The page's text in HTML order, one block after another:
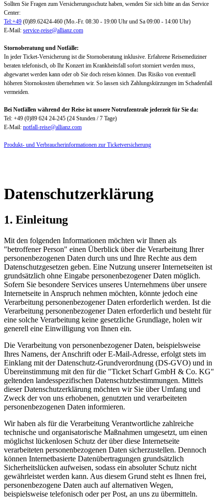
Sollten Sie Fragen zum Versicherungsschutz haben, wenden Sie sich bitte an das Service
Center:
Tel:+49 (0)89.62424-460 (Mo.-Fr. 08:30 - 19:00 Uhr und Sa 09:00 - 14:00 Uhr)
E-Mail: service-reise@allianz.com
Stornoberatung und Notfälle:
In jeder Ticket-Versicherung ist die Stornoberatung inklusive. Erfahrene Reisemediziner
beraten telefonisch, ob Ihr Konzert im Krankheitsfall sofort storniert werden muss,
abgewartet werden kann oder ob Sie doch reisen können. Das Risiko von eventuell
höheren Stornokosten übernehmen wir. So lassen sich Zahlungskürzungen im Schadenfall
vermeiden.
Bei Notfällen während der Reise ist unsere Notrufzentrale jederzeit für Sie da:
Tel: +49 (0)89 624 24-245 (24 Stunden / 7 Tage)
E-Mail: notfall-reise@allianz.com
Produkt- und Verbraucherinformationen zur Ticketversicherung
Datenschutzerklärung
1. Einleitung
Mit den folgenden Informationen möchten wir Ihnen als
"betroffener Person" einen Überblick über die Verarbeitung Ihrer
personenbezogenen Daten durch uns und Ihre Rechte aus dem
Datenschutzgesetzen geben. Eine Nutzung unserer Internetseiten ist
grundsätzlich ohne Eingabe personenbezogener Daten möglich.
Sofern Sie besondere Services unseres Unternehmens über unsere
Internetseite in Anspruch nehmen möchten, könnte jedoch eine
Verarbeitung personenbezogener Daten erforderlich werden. Ist die
Verarbeitung personenbezogener Daten erforderlich und besteht für
eine solche Verarbeitung keine gesetzliche Grundlage, holen wir
generell eine Einwilligung von Ihnen ein.
Die Verarbeitung von personenbezogener Daten, beispielsweise
Ihres Namens, der Anschrift oder E-Mail-Adresse, erfolgt stets im
Einklang mit der Datenschutz-Grundverordnung (DS-GVO) und in
Übereinstimmung mit den für die "Ticket Scharf GmbH & Co. KG"
geltenden landesspezifischen Datenschutzbestimmungen. Mittels
dieser Datenschutzerklärung möchten wir Sie über Umfang und
Zweck der von uns erhobenen, genutzten und verarbeiteten
personenbezogenen Daten informieren.
Wir haben als für die Verarbeitung Verantwortliche zahlreiche
technische und organisatorische Maßnahmen umgesetzt, um einen
möglichst lückenlosen Schutz der über diese Internetseite
verarbeiteten personenbezogenen Daten sicherzustellen. Dennoch
können Internetbasierte Datenübertragungen grundsätzlich
Sicherheitslücken aufweisen, sodass ein absoluter Schutz nicht
gewährleistet werden kann. Aus diesem Grund steht es Ihnen frei,
personenbezogene Daten auch auf alternativen Wegen,
beispielsweise telefonisch oder per Post, an uns zu übermitteln.